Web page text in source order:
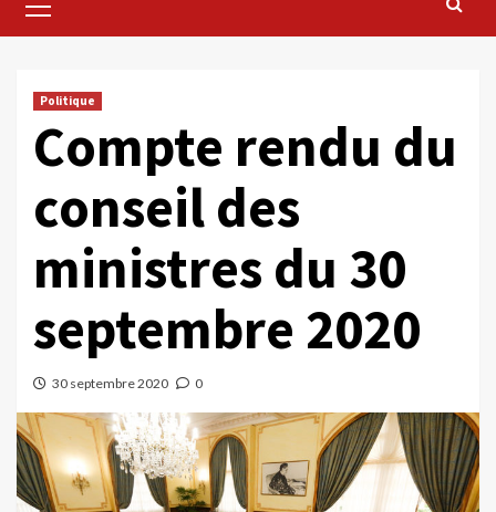
Menu
Politique
Compte rendu du
conseil des
ministres du 30
septembre 2020
30 septembre 2020 0